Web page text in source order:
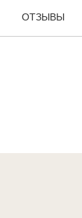
ОТЗЫВЫ